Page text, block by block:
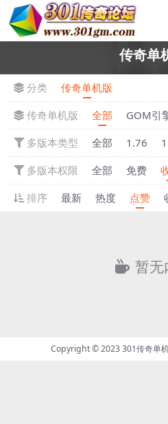
传奇单
分类
传奇单机版
传奇单机版
全部 GOM引
多版本类型
全部 1.76
多版本权限
全部 免费
排序
最新 热度 点赞
暂无
Copyright © 2023301传奇单